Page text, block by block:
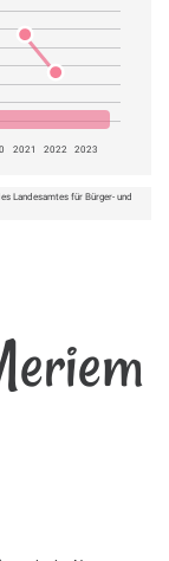
2021 2022 2023
Landesamtes für Bürger- und